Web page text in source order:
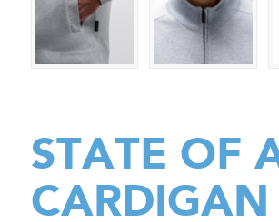
STATE OF
CARDIGAN